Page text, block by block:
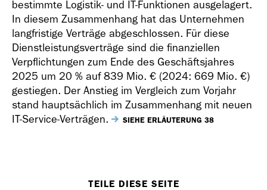
bestimmte Logistik- und IT-Funktionen ausgelagert.
In diesem Zusammenhang hat das Unternehmen
langfristige Verträge abgeschlossen. Für diese
Dienstleistungsverträge sind die finanziellen
Verpflichtungen zum Ende des Geschäftsjahres
2025 um 20 % auf839 Mio. € (2024: 669 Mio. €)
gestiegen. Der Anstieg im Vergleich zum Vorjahr
stand hauptsächlich im Zusammenhang mit neuen
IT-Service-Verträgen.
SIEHE ERLÄUTERUNG 38
TEILE DIESE SEITE